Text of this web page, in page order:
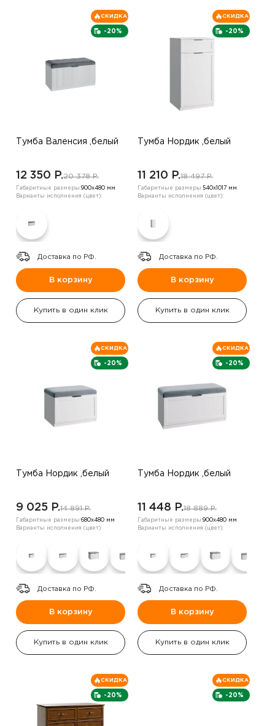
-20%
СКИДКА
Тумба Валенсия ,белый
12 350 P.20 378 P.
Габаритные размеры:900х480 мм
Варианты исполнения (цвет):
Доставка по РФ.
В корзину
Купить в один клик
-20%
СКИДКА
Тумба Нордик ,белый
11 210 P.18 497 P.
Габаритные размеры:540х1017 мм
Варианты исполнения (цвет):
Доставка по РФ.
В корзину
Купить в один клик
-20%
СКИДКА
Тумба Нордик ,белый
9 025 P.14 891 P.
Габаритные размеры:680х480 мм
Варианты исполнения (цвет):
Доставка по РФ.
В корзину
Купить в один клик
-20%
СКИДКА
Тумба Нордик ,белый
11 448 P.18 889 P.
Габаритные размеры:900х480 мм
Варианты исполнения (цвет):
Доставка по РФ.
В корзину
Купить в один клик
-20%
СКИДКА
-20%
СКИДКА